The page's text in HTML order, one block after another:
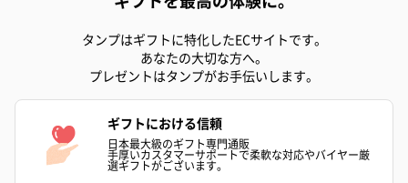
（1,760円）
紅茶・コーヒー・スイーツ
紅茶・コーヒー・スイーツを同梱してお届けいたします。ギフト
への＋αにおすすめです。
タンプはギフトに特化したECサイトです。
あなたの大切な方へ。
プレゼントはタンプがお手伝いします。
ギフトにおける信頼
日本最大級のギフト専門通販
手厚いカスタマーサポートで柔軟な対応やバイヤー厳
選ギフトがございます。